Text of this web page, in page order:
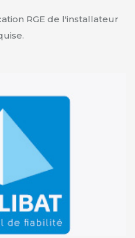
RGE de l'installateur